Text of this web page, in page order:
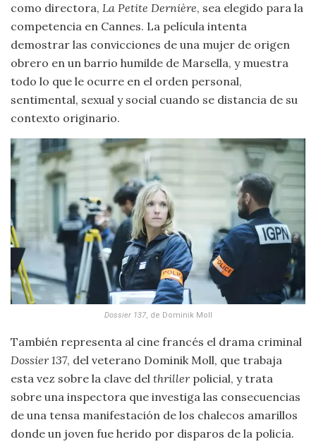
como directora, La Petite Dernière, sea elegido para la
competencia en Cannes. La película intenta
demostrar las convicciones de una mujer de origen
obrero en un barrio humilde de Marsella, y muestra
todo lo que le ocurre en el orden personal,
sentimental, sexual y social cuando se distancia de su
contexto originario.
Dossier 137, de Dominik Moll
También representa al cine francés el drama criminal
Dossier 137, del veterano Dominik Moll, que trabaja
esta vez sobre la clave del thrillerpolicial, y trata
sobre una inspectora que investiga las consecuencias
de una tensa manifestación de los chalecos amarillos
donde un joven fue herido por disparos de la policía.